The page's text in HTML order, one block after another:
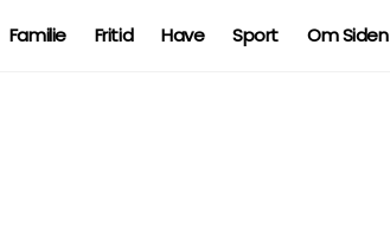
Familie Fritid Have Sport Om Siden